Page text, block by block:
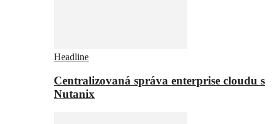
Headline
Centralizovaná správa enterprise cloudu s
Nutanix